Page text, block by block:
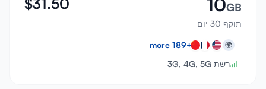
10GB
תוקף 30 יום
$31.50
🌍
+
189
רשת 3G, 4G, 5G